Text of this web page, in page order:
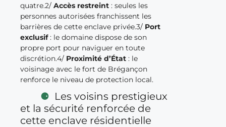
quatre.2/ Accès restreint : seules les
personnes autorisées franchissent les
barrières de cette enclave privée.3/ Port
exclusif: le domaine dispose de son
propre port pour naviguer en toute
discrétion.4/ Proximité d’État : le
voisinage avec le fort de Brégançon
renforce le niveau de protection local.
Les voisins prestigieux
et la sécurité renforcée de
cette enclave résidentielle